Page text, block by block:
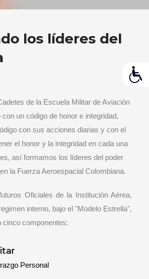
los líderes del
de la Escuela Militar de Aviación
un código de honor e integridad,
con sus acciones diarias y con el
el honor y la integridad en cada una
así formamos los líderes del poder
la Fuerza Aeroespacial Colombiana.
Oficiales de la Institución Aérea,
interno, bajo el "Modelo Estrella",
cinco componentes:
Personal